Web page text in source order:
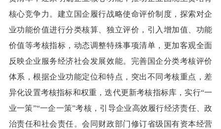
核心竞争力。建立国企履行战略使命评价制度，探索对企
业功能价值进行分类核算、独立评价，引入增加值、功能
价值等考核指标，动态调整特殊事项清单，更加客观全面
反映企业服务经济社会发展效能。完善国企分类考核评价
体系，根据企业功能定位和特点，突出不同考核重点，差
异化设置考核指标和权重，迭代更新考核指标库，实行“一
业一策”“一企一策”考核，引导企业高效履行经济责任、政
治责任和社会责任。会同财政部门修订省级国有资本经营